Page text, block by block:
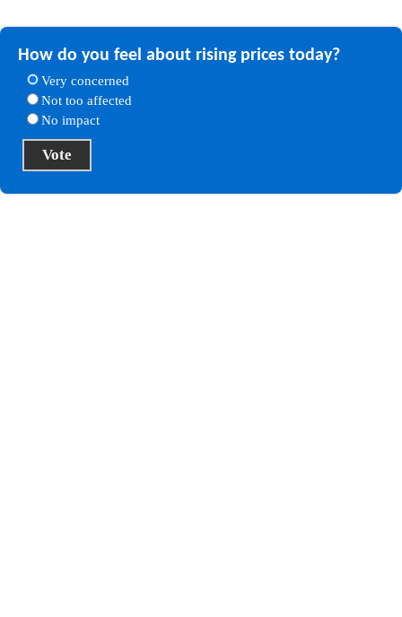
How do you feel about rising prices today?
Very concerned
Not too affected
No impact